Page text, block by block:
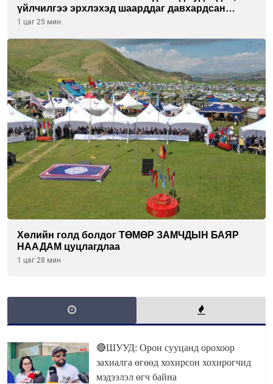
үйлчилгээ эрхлэхэд шаарддаг давхардсан
бүртгэлийг хүчингүй болгох тогтоолын төслийг
1 цаг 25 мин
Хөлийн голд болдог ТӨМӨР ЗАМЧДЫН БАЯР
НААДАМ цуцлагдлаа
1 цаг 28 мин
🔴ШУУД: Орон сууцанд орохоор
захиалга өгөөд хохирсон хохирогчид
мэдээлэл өгч байна